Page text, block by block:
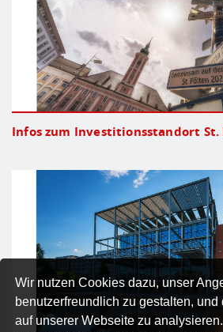
Wir nutzen Cookies dazu, unser
benutzerfreundlich zu gestalten, und
auf unserer Webseite zu
Infos zum Investitionsstandort St.